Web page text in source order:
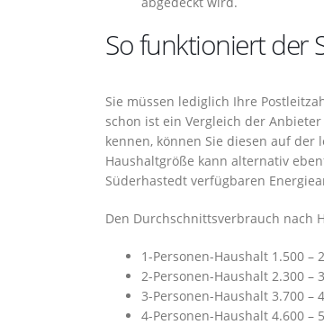
So funktioniert der
Sie müssen lediglich Ihre
schon ist ein Vergleich der
kennen, können Sie diesen auf
Haushaltgröße kann alternativ
Süderhastedt verfügbaren
Den Durchschnittsverbrauch nach
1-Personen-Haushalt 1.500 –
2-Personen-Haushalt 2.300 –
3-Personen-Haushalt 3.700 –
4-Personen-Haushalt 4.600 –